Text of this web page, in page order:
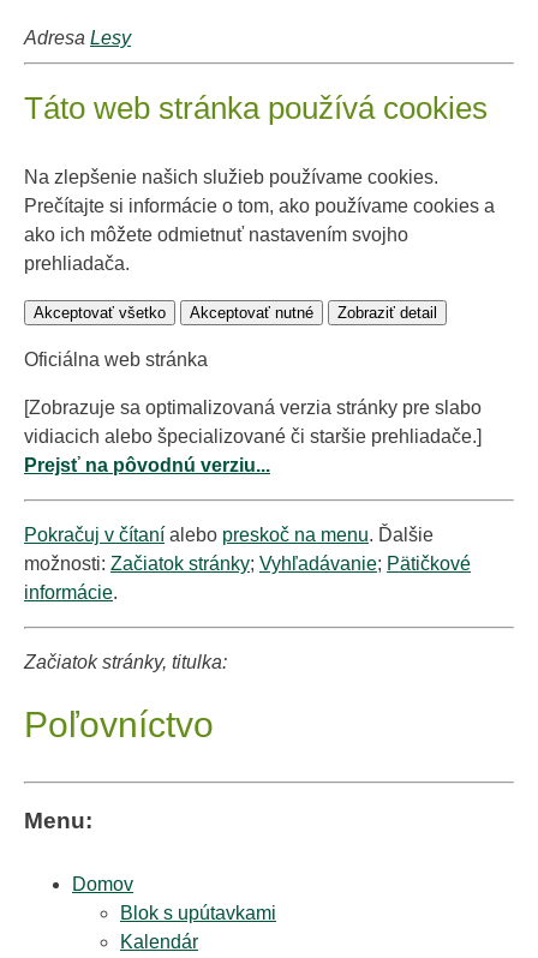
Adresa Lesy
Táto web stránka používá cookies
Na zlepšenie našich služieb používame cookies.
Prečítajte si informácie o tom, ako používame cookies a
ako ich môžete odmietnuť nastavením svojho
prehliadača.
Akceptovať všetko Akceptovať nutné Zobraziť detail
Oficiálna web stránka
[Zobrazuje sa optimalizovaná verzia stránky pre slabo
vidiacich alebo špecializované či staršie prehliadače.]
Prejsť na pôvodnú verziu...
Pokračuj v čítaní alebo preskoč na menu. Ďalšie
možnosti: Začiatok stránky; Vyhľadávanie; Pätičkové
informácie.
Začiatok stránky, titulka:
Poľovníctvo
Menu:
Domov
Blok s upútavkami
Kalendár